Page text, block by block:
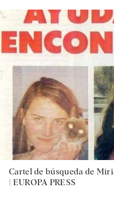
Cartel de búsqueda de
EUROPA PRESS